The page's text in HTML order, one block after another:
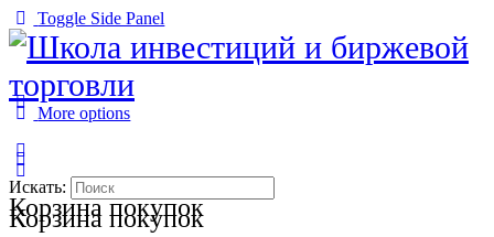
Toggle Side Panel
More options
Корзина покупок
Корзина покупок
Искать: